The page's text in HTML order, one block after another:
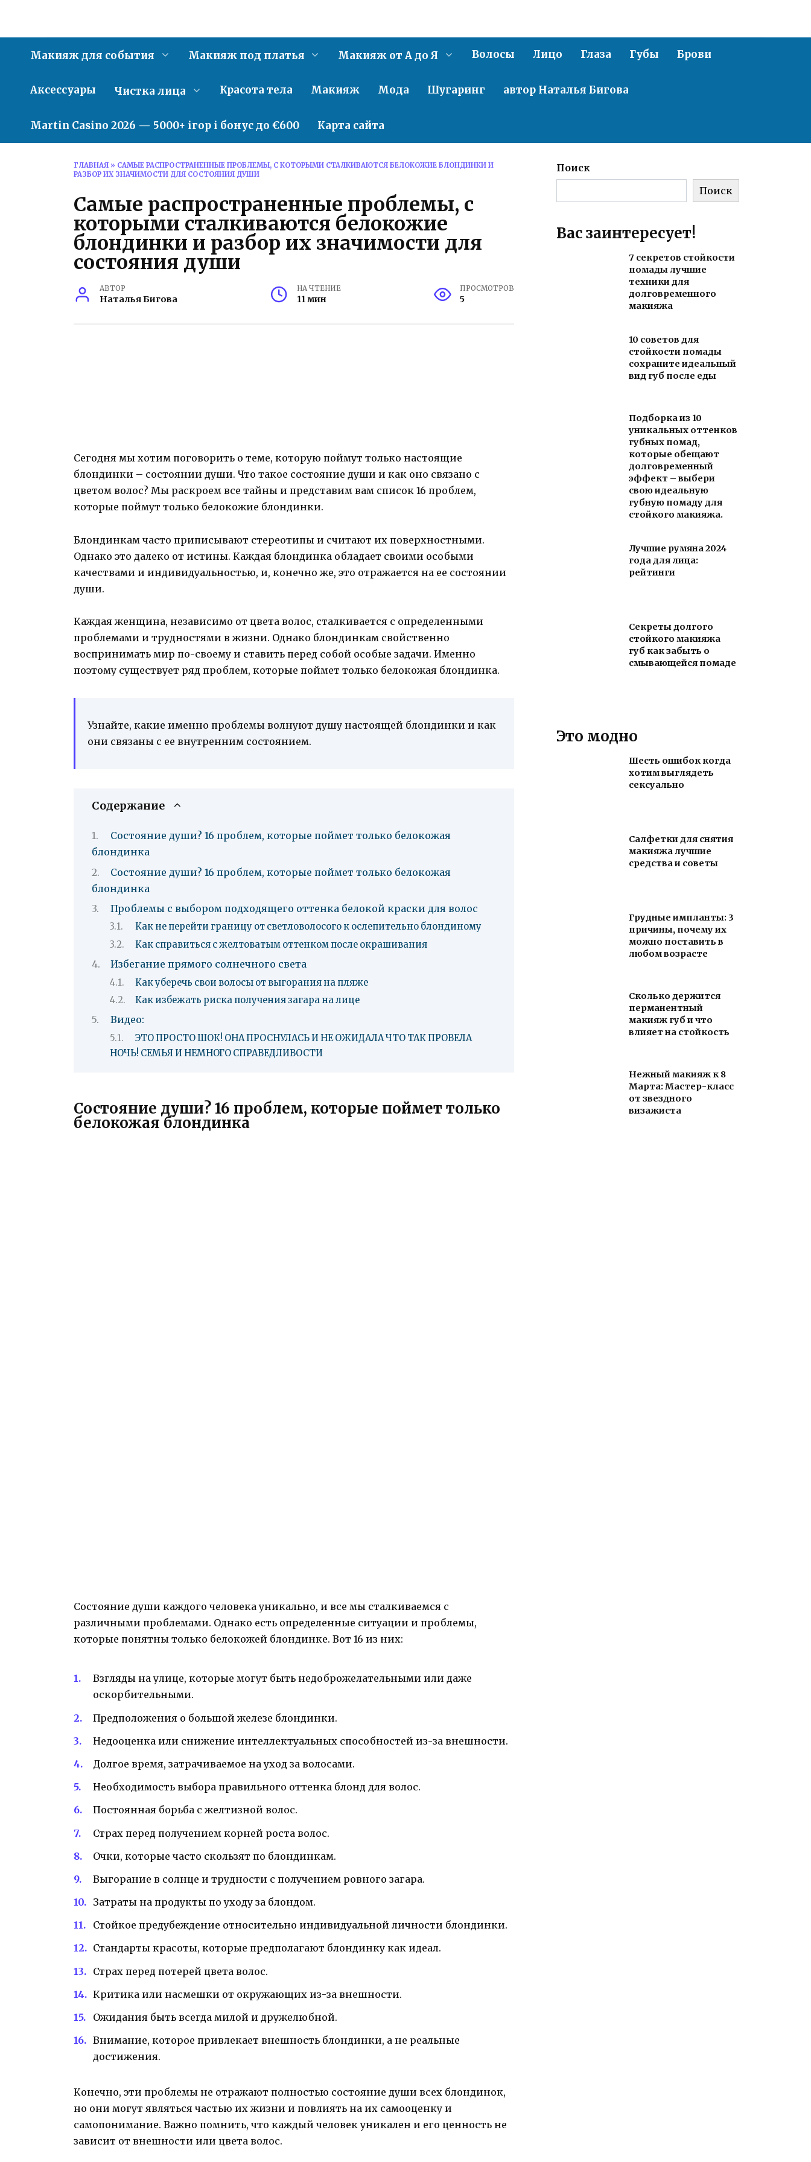
Макияж для события Макияж под платья Макияж от А до Я Волосы Лицо Глаза Губы Брови
Аксессуары Чистка лица Красота тела Макияж Мода Шугаринг автор Наталья Бигова
Martin Casino 2026 — 5000+ ігор і бонус до €600 Карта сайта
ГЛАВНАЯ » САМЫЕ РАСПРОСТРАНЕННЫЕ ПРОБЛЕМЫ, С КОТОРЫМИ СТАЛКИВАЮТСЯ БЕЛОКОЖИЕ БЛОНДИНКИ И
РАЗБОР ИХ ЗНАЧИМОСТИ ДЛЯ СОСТОЯНИЯ ДУШИ
Самые распространенные проблемы, с
которыми сталкиваются белокожие
блондинки и разбор их значимости для
состояния души
АВТОР
Наталья Бигова
НА ЧТЕНИЕ
11 мин
ПРОСМОТРОВ
5
Сегодня мы хотим поговорить о теме, которую поймут только настоящие
блондинки – состоянии души. Что такое состояние души и как оно связано с
цветом волос? Мы раскроем все тайны и представим вам список 16 проблем,
которые поймут только белокожие блондинки.
Блондинкам часто приписывают стереотипы и считают их поверхностными.
Однако это далеко от истины. Каждая блондинка обладает своими особыми
качествами и индивидуальностью, и, конечно же, это отражается на ее состоянии
души.
Каждая женщина, независимо от цвета волос, сталкивается с определенными
проблемами и трудностями в жизни. Однако блондинкам свойственно
воспринимать мир по-своему и ставить перед собой особые задачи. Именно
поэтому существует ряд проблем, которые поймет только белокожая блондинка.
Узнайте, какие именно проблемы волнуют душу настоящей блондинки и как
они связаны с ее внутренним состоянием.
Содержание
Состояние души? 16 проблем, которые поймет только белокожая
блондинка
Состояние души? 16 проблем, которые поймет только белокожая
блондинка
Проблемы с выбором подходящего оттенка белокой краски для волос
Как не перейти границу от светловолосого к ослепительно блондиному
Как справиться с желтоватым оттенком после окрашивания
Избегание прямого солнечного света
Как уберечь свои волосы от выгорания на пляже
Как избежать риска получения загара на лице
Видео:
ЭТО ПРОСТО ШОК! ОНА ПРОСНУЛАСЬ И НЕ ОЖИДАЛА ЧТО ТАК ПРОВЕЛА
НОЧЬ! СЕМЬЯ И НЕМНОГО СПРАВЕДЛИВОСТИ
Состояние души? 16 проблем, которые поймет только
белокожая блондинка
Состояние души каждого человека уникально, и все мы сталкиваемся с
различными проблемами. Однако есть определенные ситуации и проблемы,
которые понятны только белокожей блондинке. Вот 16 из них:
Взгляды на улице, которые могут быть недоброжелательными или даже
оскорбительными.
Предположения о большой железе блондинки.
Недооценка или снижение интеллектуальных способностей из-за внешности.
Долгое время, затрачиваемое на уход за волосами.
Необходимость выбора правильного оттенка блонд для волос.
Постоянная борьба с желтизной волос.
Страх перед получением корней роста волос.
Очки, которые часто скользят по блондинкам.
Выгорание в солнце и трудности с получением ровного загара.
Затраты на продукты по уходу за блондом.
Стойкое предубеждение относительно индивидуальной личности блондинки.
Стандарты красоты, которые предполагают блондинку как идеал.
Страх перед потерей цвета волос.
Критика или насмешки от окружающих из-за внешности.
Ожидания быть всегда милой и дружелюбной.
Внимание, которое привлекает внешность блондинки, а не реальные
достижения.
Конечно, эти проблемы не отражают полностью состояние души всех блондинок,
но они могут являться частью их жизни и повлиять на их самооценку и
самопонимание. Важно помнить, что каждый человек уникален и его ценность не
зависит от внешности или цвета волос.
Поиск
Поиск
Вас заинтересует!
7 секретов стойкости
помады лучшие
техники для
долговременного
макияжа
10 советов для
стойкости помады
сохраните идеальный
вид губ после еды
Подборка из 10
уникальных оттенков
губных помад,
которые обещают
долговременный
эффект – выбери
свою идеальную
губную помаду для
стойкого макияжа.
Лучшие румяна 2024
года для лица:
рейтинги
Секреты долгого
стойкого макияжа
губ как забыть о
смывающейся помаде
Это модно
Шесть ошибок когда
хотим выглядеть
сексуально
Салфетки для снятия
макияжа лучшие
средства и советы
Грудные импланты: 3
причины, почему их
можно поставить в
любом возрасте
Сколько держится
перманентный
макияж губ и что
влияет на стойкость
Нежный макияж к 8
Марта: Мастер-класс
от звездного
визажиста